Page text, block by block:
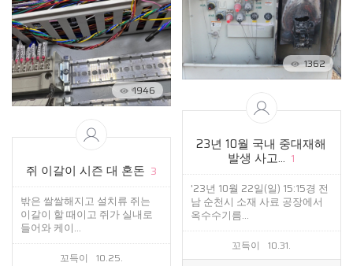
1362
1946
23년 10월 국내 중대재해
발생 사고... 1
'23년 10월 22일(일) 15:15경 전
남 순천시 소재 사료 공장에서
옥수수기름...
꼬득이 10.31.
쥐 이갈이 시즌 대 혼돈 3
밖은 쌀쌀해지고 설치류 쥐는
이갈이 할 때이고 쥐가 실내로
들어와 케이...
꼬득이 10.25.